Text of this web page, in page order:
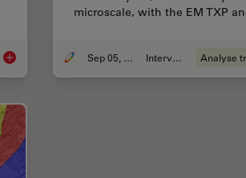
Ultramicrotomy Techniques for Materials Sectioning
microscale, with the EM TXP
Sep 05, 2023 Interviews